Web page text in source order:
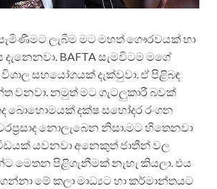
පැමිණීමට ලැබීම මට මහත් ගෞරවයක් හා
දැනෙනවා. BAFTA සැමවිටම මගේ
සහයෝගයක් දැක්වුවා. ඒ පිළිබඳ
වනවා. නමුත් මට ගැටලුකාරී බවක්
බොහොමයක් දක්ෂ සහෝදර රංගන
නොලැබෙන නිසා.මට හිතෙනවා
යවනවා අනෙකුත් ජාතීන් වල
මෙතන පිළිගැනීමක් නැහැ කියලා. එය
මේ කලා මාධ්‍යට හා කර්මාන්තයට